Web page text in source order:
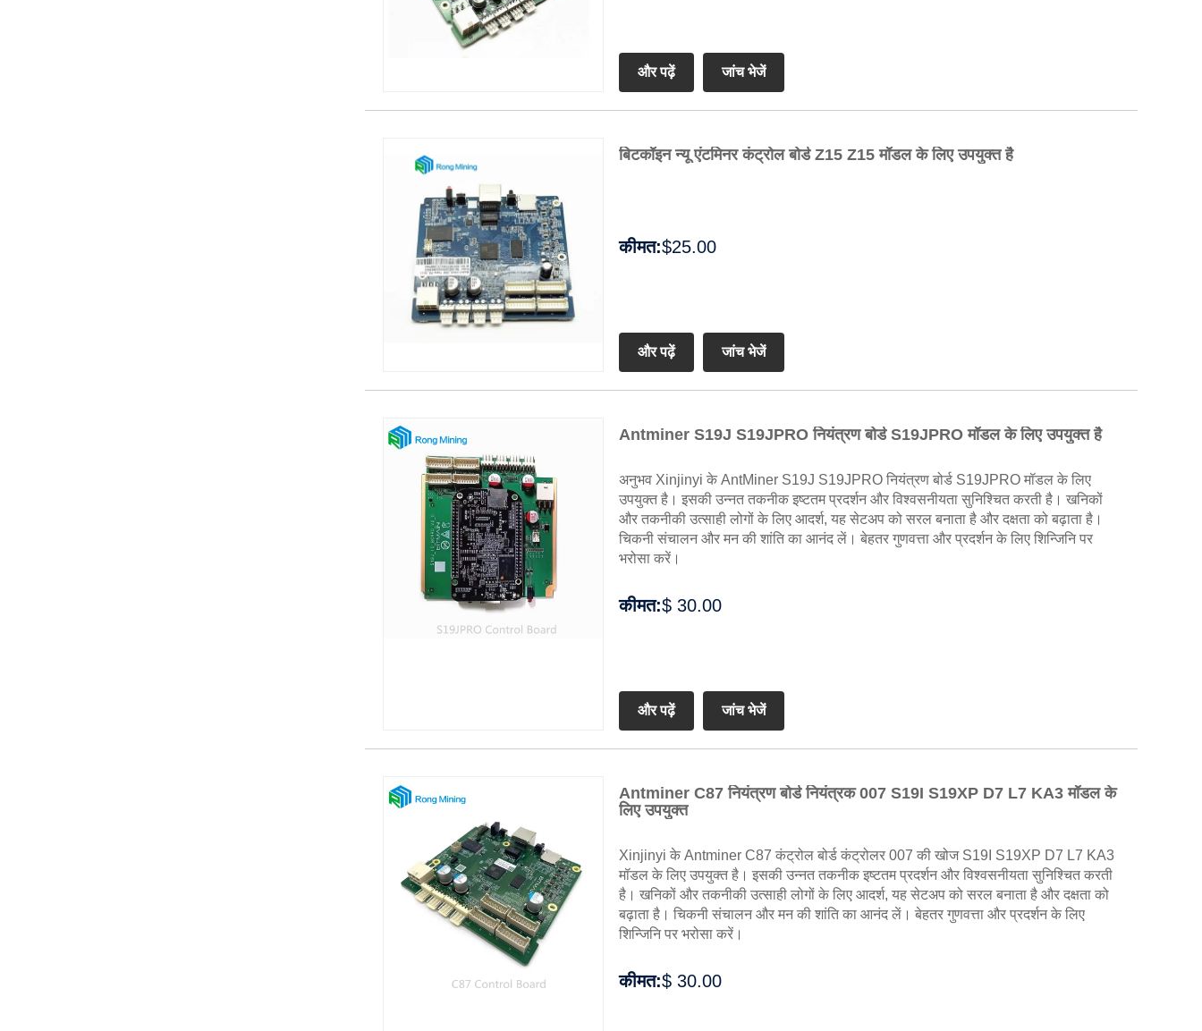
और पढ़ें जांच भेजें
बिटकॉइन न्यू एंटमिनर कंट्रोल बोर्ड Z15 Z15 मॉडल के लिए उपयुक्त है
कीमत:$25.00
और पढ़ें जांच भेजें
Antminer S19J S19JPRO नियंत्रण बोर्ड S19JPRO मॉडल के लिए उपयुक्त है
अनुभव Xinjinyi के AntMiner S19J S19JPRO नियंत्रण बोर्ड S19JPRO मॉडल के लिए
उपयुक्त है। इसकी उन्नत तकनीक इष्टतम प्रदर्शन और विश्वसनीयता सुनिश्चित करती है। खनिकों
और तकनीकी उत्साही लोगों के लिए आदर्श, यह सेटअप को सरल बनाता है और दक्षता को बढ़ाता है।
चिकनी संचालन और मन की शांति का आनंद लें। बेहतर गुणवत्ता और प्रदर्शन के लिए शिन्जिनि पर
भरोसा करें।
कीमत:$ 30.00
और पढ़ें जांच भेजें
Antminer C87 नियंत्रण बोर्ड नियंत्रक 007 S19I S19XP D7 L7 KA3 मॉडल के
लिए उपयुक्त
Xinjinyi के Antminer C87 कंट्रोल बोर्ड कंट्रोलर 007 की खोज S19I S19XP D7 L7 KA3
मॉडल के लिए उपयुक्त है। इसकी उन्नत तकनीक इष्टतम प्रदर्शन और विश्वसनीयता सुनिश्चित करती
है। खनिकों और तकनीकी उत्साही लोगों के लिए आदर्श, यह सेटअप को सरल बनाता है और दक्षता को
बढ़ाता है। चिकनी संचालन और मन की शांति का आनंद लें। बेहतर गुणवत्ता और प्रदर्शन के लिए
शिन्जिनि पर भरोसा करें।
कीमत:$ 30.00